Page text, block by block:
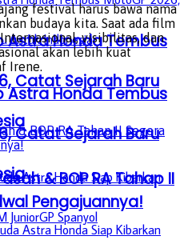
Astra Honda Tembus
Catat Sejarah Baru
Astra Honda Tembus
Catat Sejarah Baru
festival harus bawa nama
budaya kita. Saat ada film
visibilitas, dan
akan lebih kuat
Irene.
& BOP RA Tahap II
Pengajuannya!